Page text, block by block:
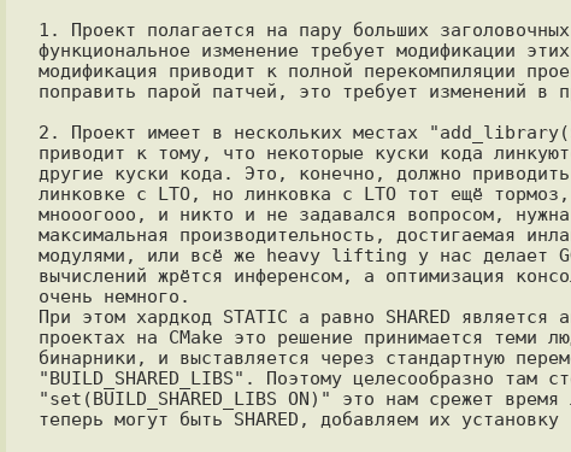
1. Проект полагается на пару больших
функциональное изменение требует модификации
модификация приводит к полной перекомпиляции
поправить парой патчей, это требует изменений в
2. Проект имеет в нескольких местах
приводит к тому, что некоторые куски кода
другие куски кода. Это, конечно, должно
линковке с LTO, но линковка с LTO тот ещё
мнооогооо, и никто и не задавался вопросом,
максимальная производительность, достигаемая
модулями, или всё же heavy lifting у нас делает
вычислений жрётся инференсом, а оптимизация
очень немного.
При этом хардкод STATIC а равно SHARED является
проектах на CMake это решение принимается теми
бинарники, и выставляется через стандартную
"BUILD_SHARED_LIBS". Поэтому целесообразно там
"set(BUILD_SHARED_LIBS ON)" это нам срежет
теперь могут быть SHARED, добавляем их установку